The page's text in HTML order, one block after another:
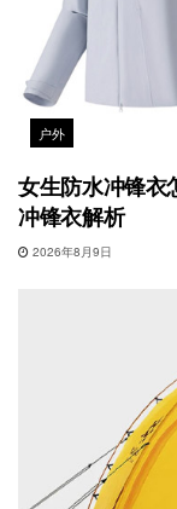
户外
女生防水冲锋衣
冲锋衣解析
2026年8月9日